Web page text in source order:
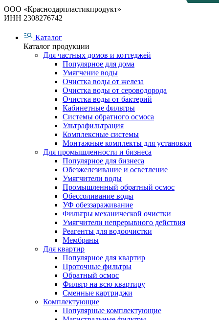
ООО «Краснодарпластикпродукт»
ИНН 2308276742
Каталог
Каталог продукции
Для частных домов и коттеджей
Популярное для дома
Умягчение воды
Очистка воды от железа
Очистка воды от сероводорода
Очистка воды от бактерий
Кабинетные фильтры
Системы обратного осмоса
Ультрафильтрация
Комплексные системы
Монтажные комплекты для установки
Для промышленности и бизнеса
Популярное для бизнеса
Обезжелезивание и осветление
Умягчители воды
Промышленный обратный осмос
Обессоливание воды
УФ обеззараживание
Фильтры механической очистки
Умягчители непрерывного действия
Реагенты для водоочистки
Мембраны
Для квартир
Популярное для квартир
Проточные фильтры
Обратный осмос
Фильтр на всю квартиру
Сменные картриджи
Комплектующие
Популярные комплектующие